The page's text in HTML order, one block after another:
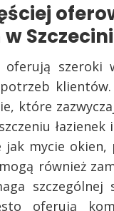
szeroki
klientów.
które
jak mycie
również
szczególnej
oferują